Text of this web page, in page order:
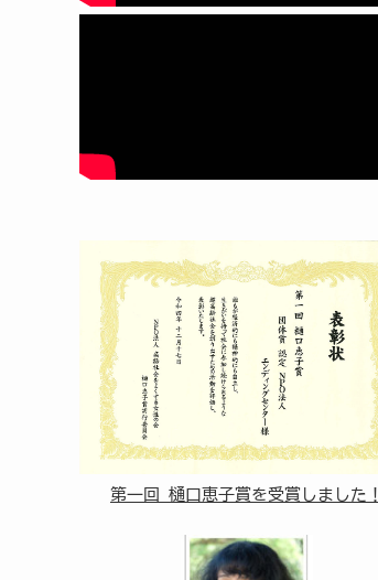
第一回 樋口恵子賞を受賞しました！